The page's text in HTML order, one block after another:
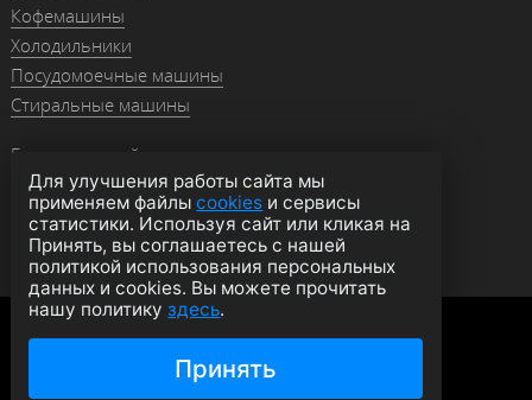
Кофемашины
Холодильники
Посудомоечные машины
Стиральные машины
Гранитные мойки
Мойки из нержавейки
Смесители
Аксессуары
Политика конфиденциальности
Согласие на обработку данных
Для улучшения работы сайта мы
применяем файлыcookies и сервисы
статистики. Используя сайт или кликая на
Принять, вы соглашаетесь с нашей
политикой использования персональных
данных и cookies. Вы можете прочитать
нашу политикуздесь.
Принять